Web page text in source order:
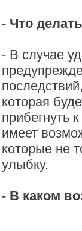
- Что
- В случае
которая
прибегнуть
имеет
которые не
улыбку.
- В каком